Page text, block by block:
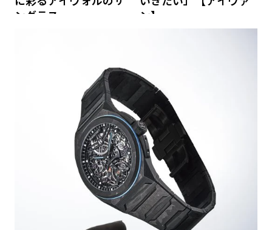
ングラス
ン】